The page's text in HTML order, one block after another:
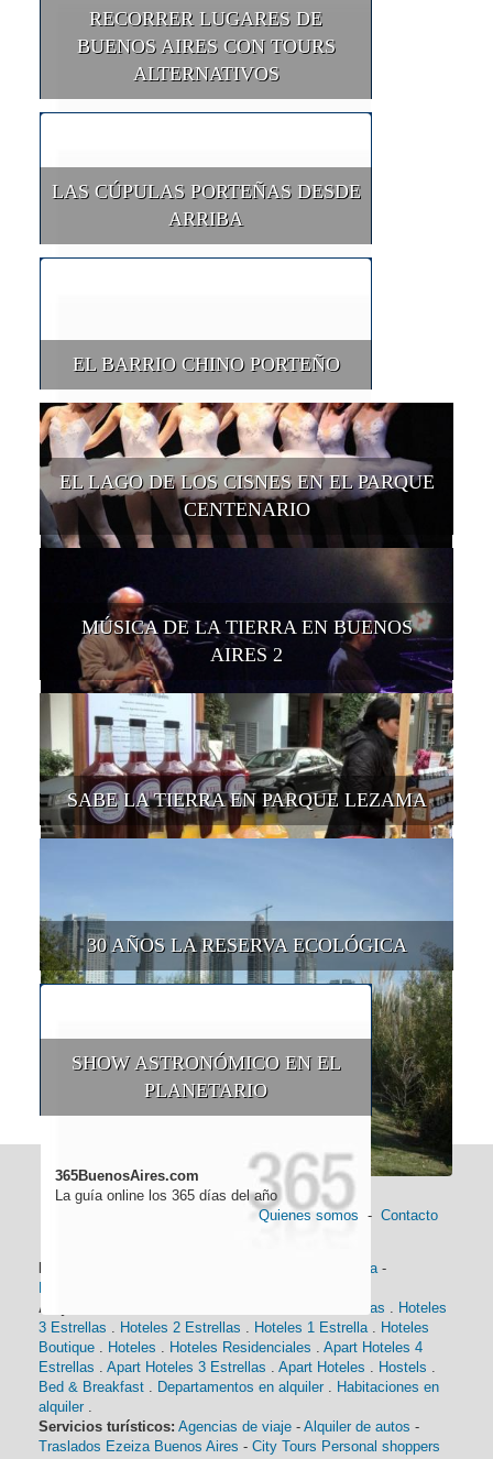
RECORRER LUGARES DE
BUENOS AIRES CON TOURS
ALTERNATIVOS
LAS CÚPULAS PORTEÑAS DESDE
ARRIBA
EL BARRIO CHINO PORTEÑO
EL LAGO DE LOS CISNES EN EL PARQUE
CENTENARIO
MÚSICA DE LA TIERRA EN BUENOS
AIRES 2
SABE LA TIERRA EN PARQUE LEZAMA
30 AÑOS LA RESERVA ECOLÓGICA
SHOW ASTRONÓMICO EN EL
PLANETARIO
365BuenosAires.com
La guía online los 365 días del año
Quienes somos - Contacto
Historia-
Alojamiento:
Hoteles 4 Estrellas . Hoteles
3 Estrellas . Hoteles 2 Estrellas . Hoteles 1 Estrella. Hoteles
Boutique . Hoteles . Hoteles Residenciales . Apart Hoteles 4
Estrellas . Apart Hoteles 3 Estrellas . Apart Hoteles . Hostels .
Bed & Breakfast . Departamentos en alquiler . Habitaciones en
alquiler .
Servicios turísticos: Agencias de viaje - Alquiler de autos -
Traslados Ezeiza Buenos Aires - City Tours Personal shoppers